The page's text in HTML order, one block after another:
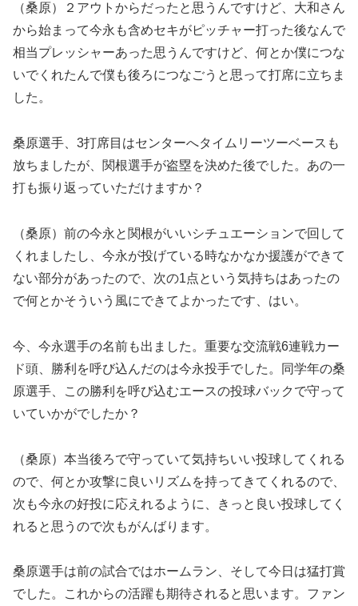
（桑原）２アウトからだったと思うんですけど、大和さん
から始まって今永も含めセキがピッチャー打った後なんで
相当プレッシャーあった思うんですけど、何とか僕につな
いでくれたんで僕も後ろにつなごうと思って打席に立ちま
した。
桑原選手、3打席目はセンターへタイムリーツーベースも
放ちましたが、関根選手が盗塁を決めた後でした。あの一
打も振り返っていただけますか？
（桑原）前の今永と関根がいいシチュエーションで回して
くれましたし、今永が投げている時なかなか援護ができて
ない部分があったので、次の1点という気持ちはあったの
で何とかそういう風にできてよかったです、はい。
今、今永選手の名前も出ました。重要な交流戦6連戦カー
ド頭、勝利を呼び込んだのは今永投手でした。同学年の桑
原選手、この勝利を呼び込むエースの投球バックで守って
いていかがでしたか？
（桑原）本当後ろで守っていて気持ちいい投球してくれる
ので、何とか攻撃に良いリズムを持ってきてくれるので、
次も今永の好投に応えれるように、きっと良い投球してく
れると思うので次もがんばります。
桑原選手は前の試合ではホームラン、そして今日は猛打賞
でした。これからの活躍も期待されると思います。ファン